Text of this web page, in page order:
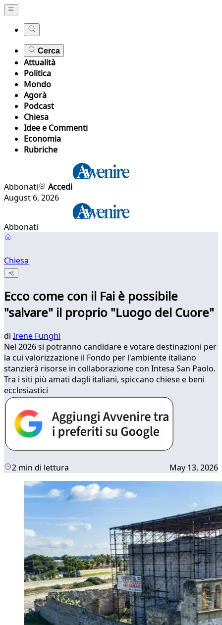
Cerca
Attualità
Politica
Mondo
Agorà
Podcast
Chiesa
Idee e Commenti
Economia
Rubriche
Abbonati
Accedi
August 6, 2026
Abbonati
Chiesa
Ecco come con il Fai è possibile
"salvare" il proprio "Luogo del Cuore"
di Irene Funghi
Nel 2026 si potranno candidare e votare destinazioni per
la cui valorizzazione il Fondo per l'ambiente italiano
stanzierà risorse in collaborazione con Intesa San Paolo.
Tra i siti più amati dagli italiani, spiccano chiese e beni
ecclesiastici
2 min di lettura May 13, 2026